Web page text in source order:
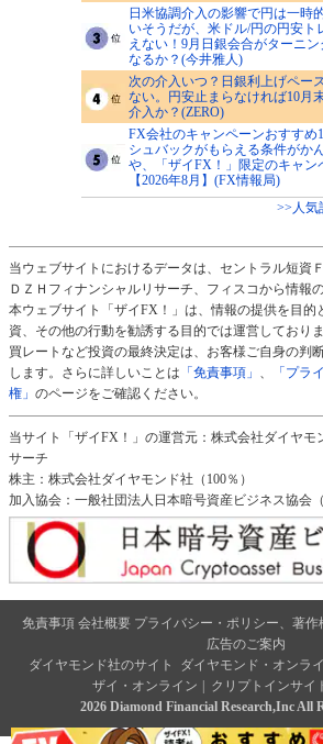
日米協調介入の影響で円は一時
いそうだが、米ドル/円の円安ト
えない！9月日銀会合がターニン
なるか？(今井雅人)
次の介入いつ？日銀利上げペー
ない。円安止まらなければ10月
介入か？(ZERO)
FX会社のキャンペーンおすすめ
シュバックがもらえる条件がか
や、「ザイFX！」限定のキャン
【2026年8月】(FX情報局)
>>人気
当ウェブサイトにおけるデータは、セントラル短資
ＤＺＨフィナンシャルリサーチ、フィスコから情報
本ウェブサイト「ザイFX！」は、情報の提供を目的
資、その他の行動を勧誘する目的では運営しており
買レートなど投資の最終決定は、お客様ご自身の判
します。さらに詳しいことは 「免責事項」 、
「プラ
権」 のページをご確認ください。
当サイト「ザイFX！」の運営元：株式会社ダイヤモ
サーチ
株主：株式会社ダイヤモンド社（100％）
加入協会：一般社団法人日本暗号資産ビジネス協会（
免責事項 会社概要 プライバシー・ポリシー、著作
広告のご案内
ダイヤモンド社のサイト
ダイヤモンド・オンラ
ザイ・オンライン
クリプトインサイ
2026 Diamond Financial Research,Inc All